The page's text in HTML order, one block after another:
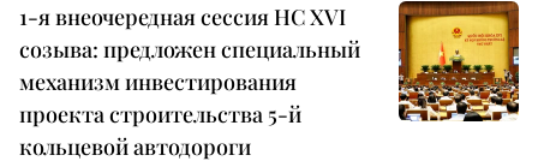
1-я внеочередная сессия НС XVI
созыва: предложен специальный
механизм инвестирования
проекта строительства 5-й
кольцевой автодороги